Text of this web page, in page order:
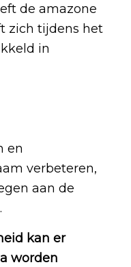
de amazone
zich tijdens het
in
en
verbeteren,
aan de
kan er
worden